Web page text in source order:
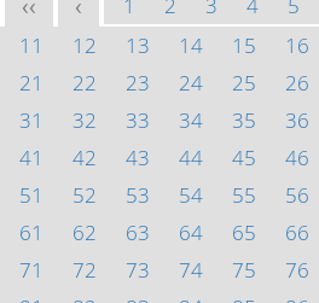
<< <
11
12 13 14 15 16
21
22 23 24 25 26
31
32 33 34 35 36
41
42 43 44 45 46
51
52 53 54 55 56
61
62 63 64 65 66
71
72 73 74 75 76